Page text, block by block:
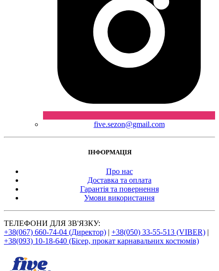
five.sezon@gmail.com
ІНФОРМАЦІЯ
Про нас
Доставка та оплата
Гарантія та повернення
Умови використання
ТЕЛЕФОНИ ДЛЯ ЗВ'ЯЗКУ:
+38(067) 660-74-04 (Директор) | +38(050) 33-55-513 (VIBER) |
+38(093) 10-18-640 (Бісер, прокат карнавальних костюмів)